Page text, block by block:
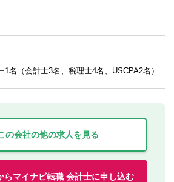
1名（会計士3名、税理士4名、USCPA2名）
の会社の他の求人を見る
らマイナビ転職 会計士に申し込む